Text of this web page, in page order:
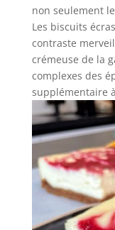
non seulement
Les biscuits
contraste
crémeuse de la
complexes des
supplémentaire